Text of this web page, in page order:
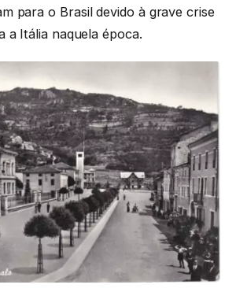
para o Brasil devido à grave crise
a Itália naquela época.